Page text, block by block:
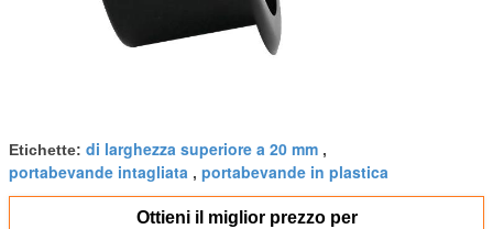
Etichette: di larghezza superiore a 20 mm ,
portabevande intagliata , portabevande in plastica
Ottieni il miglior prezzo per